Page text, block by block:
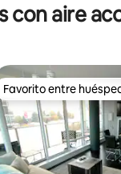
con aire
Favorito entre
Favorito entre